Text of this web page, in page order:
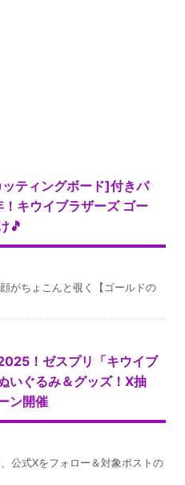
ティングボード]付きパ
キウイブラザーズ ゴー
🎵
がちょこんと覗く【ゴールドの
！ゼスプリ「キウイブ
いぐるみ＆グッズ！X抽
ン開催
公式Xをフォロー＆対象ポストの